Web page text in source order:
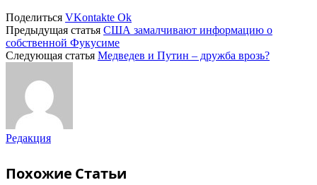
Поделиться VKontakte Ok
Предыдущая статья США замалчивают информацию о
собственной Фукусиме
Следующая статья Медведев и Путин – дружба врозь?
Редакция
Похожие Статьи